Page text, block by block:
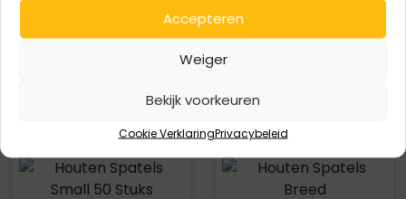
Accepteren
Weiger
Bekijk voorkeuren
Cookie VerklaringPrivacybeleid
€13,95excl. BTW €3,00excl. BTW
winkelmand
Product openen Product openen